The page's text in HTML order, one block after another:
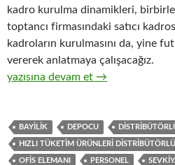
kadro kurulma dinamikleri,
toptancı firmasındaki satıcı
kadroların kurulmasını da, yine
vererek anlatmaya çalışacağız.
9-Hızlı tüketim ürünlerinin (
yazısına devam et →
BAYILIK DEPOCU
HIZLI TÜKETIM ÜRÜNLERI
OFIS ELEMANI PERSONEL